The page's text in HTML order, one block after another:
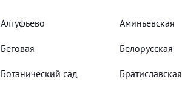
Алтуфьево Аминьевская
Беговая Белорусская
Ботанический сад Братиславская